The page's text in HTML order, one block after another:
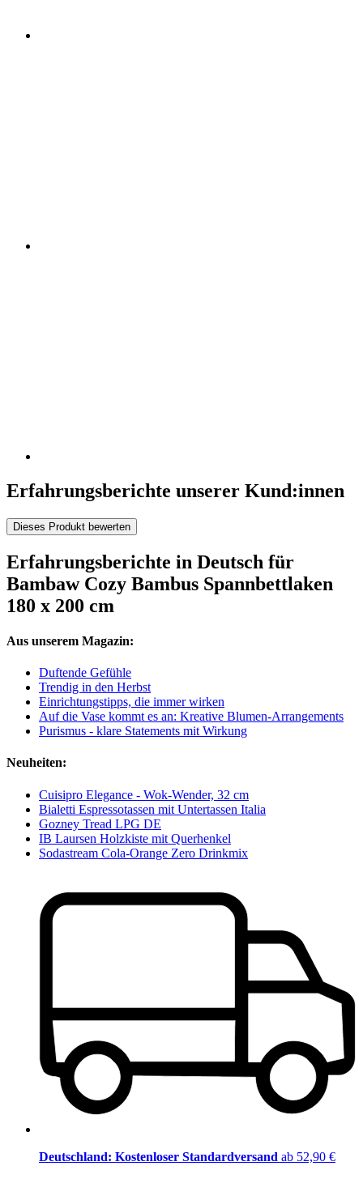
Erfahrungsberichte unserer Kund:innen
Dieses Produkt bewerten
Erfahrungsberichte in Deutsch für
Bambaw Cozy Bambus Spannbettlaken
180 x 200 cm
Aus unserem Magazin:
Duftende Gefühle
Trendig in den Herbst
Einrichtungstipps, die immer wirken
Auf die Vase kommt es an: Kreative Blumen-Arrangements
Purismus - klare Statements mit Wirkung
Neuheiten:
Cuisipro Elegance - Wok-Wender, 32 cm
Bialetti Espressotassen mit Untertassen Italia
Gozney Tread LPG DE
IB Laursen Holzkiste mit Querhenkel
Sodastream Cola-Orange Zero Drinkmix
Deutschland: Kostenloser Standardversand ab 52,90 €